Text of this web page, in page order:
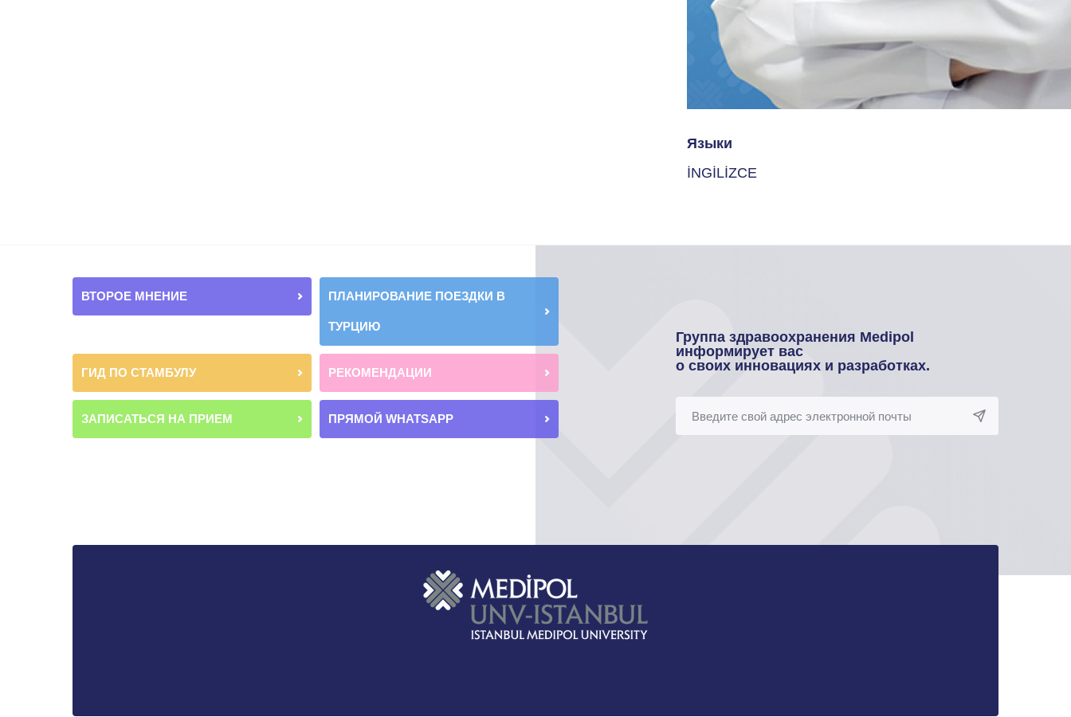
Языки
İNGİLİZCE
ВТОРОЕ МНЕНИЕ ПЛАНИРОВАНИЕ ПОЕЗДКИ В
ТУРЦИЮ
ГИД ПО СТАМБУЛУ РЕКОМЕНДАЦИИ
ЗАПИСАТЬСЯ НА ПРИЕМ ПРЯМОЙ WHATSAPP
Группа здравоохранения Medipol
информирует вас
о своих инновациях и разработках.